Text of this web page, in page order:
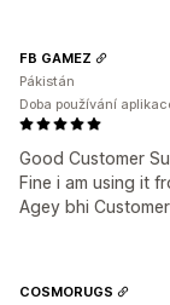
Good Customer
Fine i am using it
Agey bhi
FB GAMEZ
Pákistán
Doba používání
COSMORUGS